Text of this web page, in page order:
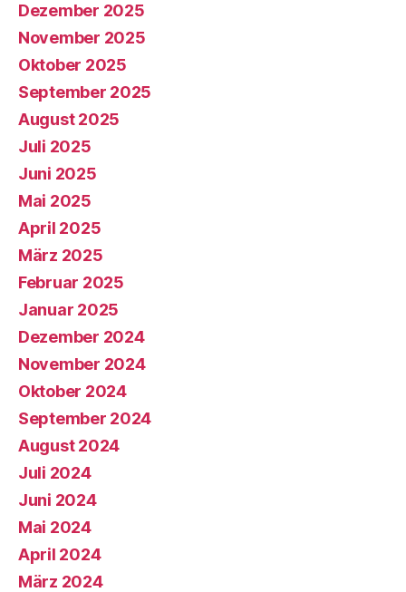
Dezember 2025
November 2025
Oktober 2025
September 2025
August 2025
Juli 2025
Juni 2025
Mai 2025
April 2025
März 2025
Februar 2025
Januar 2025
Dezember 2024
November 2024
Oktober 2024
September 2024
August 2024
Juli 2024
Juni 2024
Mai 2024
April 2024
März 2024